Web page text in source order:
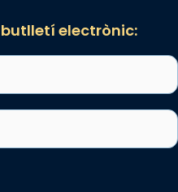
electrònic: